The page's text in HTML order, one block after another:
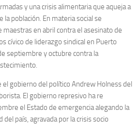
y una crisis alimentaria que aqueja a
población. En materia social se
en abril contra el asesinato de
cívico de liderazgo sindical en Puerto
septiembre y octubre contra la
el gobierno del político Andrew Holness del
El gobierno represivo ha re
el Estado de emergencia alegando la
país, agravada por la crisis socio